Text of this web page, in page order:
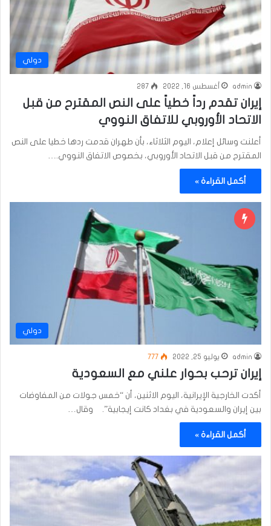
دولي
admin أغسطس 16, 2022 287
إيران تقدم رداً خطياً على النص المقترح من قبل
الاتحاد الأوروبي للاتفاق النووي
أعلنت وسائل إعلام، اليوم الثلاثاء، بأن طهران قدمت ردها خطيا على النص
المقترح من قبل الاتحاد الأوروبي، بخصوص الاتفاق النووي.…
أكمل القراءة »
دولي
admin يوليو 25, 2022 777
إيران ترحب بحوار علني مع السعودية
أكدت الخارجية الإيرانية، اليوم الاثنين، أن “خمس جولات من المفاوضات
بين إيران والسعودية في بغداد كانت إيجابية”. وقال…
أكمل القراءة »